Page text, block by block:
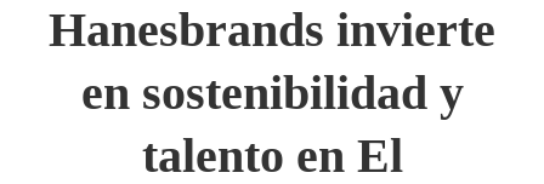
Hanesbrands invierte
en sostenibilidad y
talento en El